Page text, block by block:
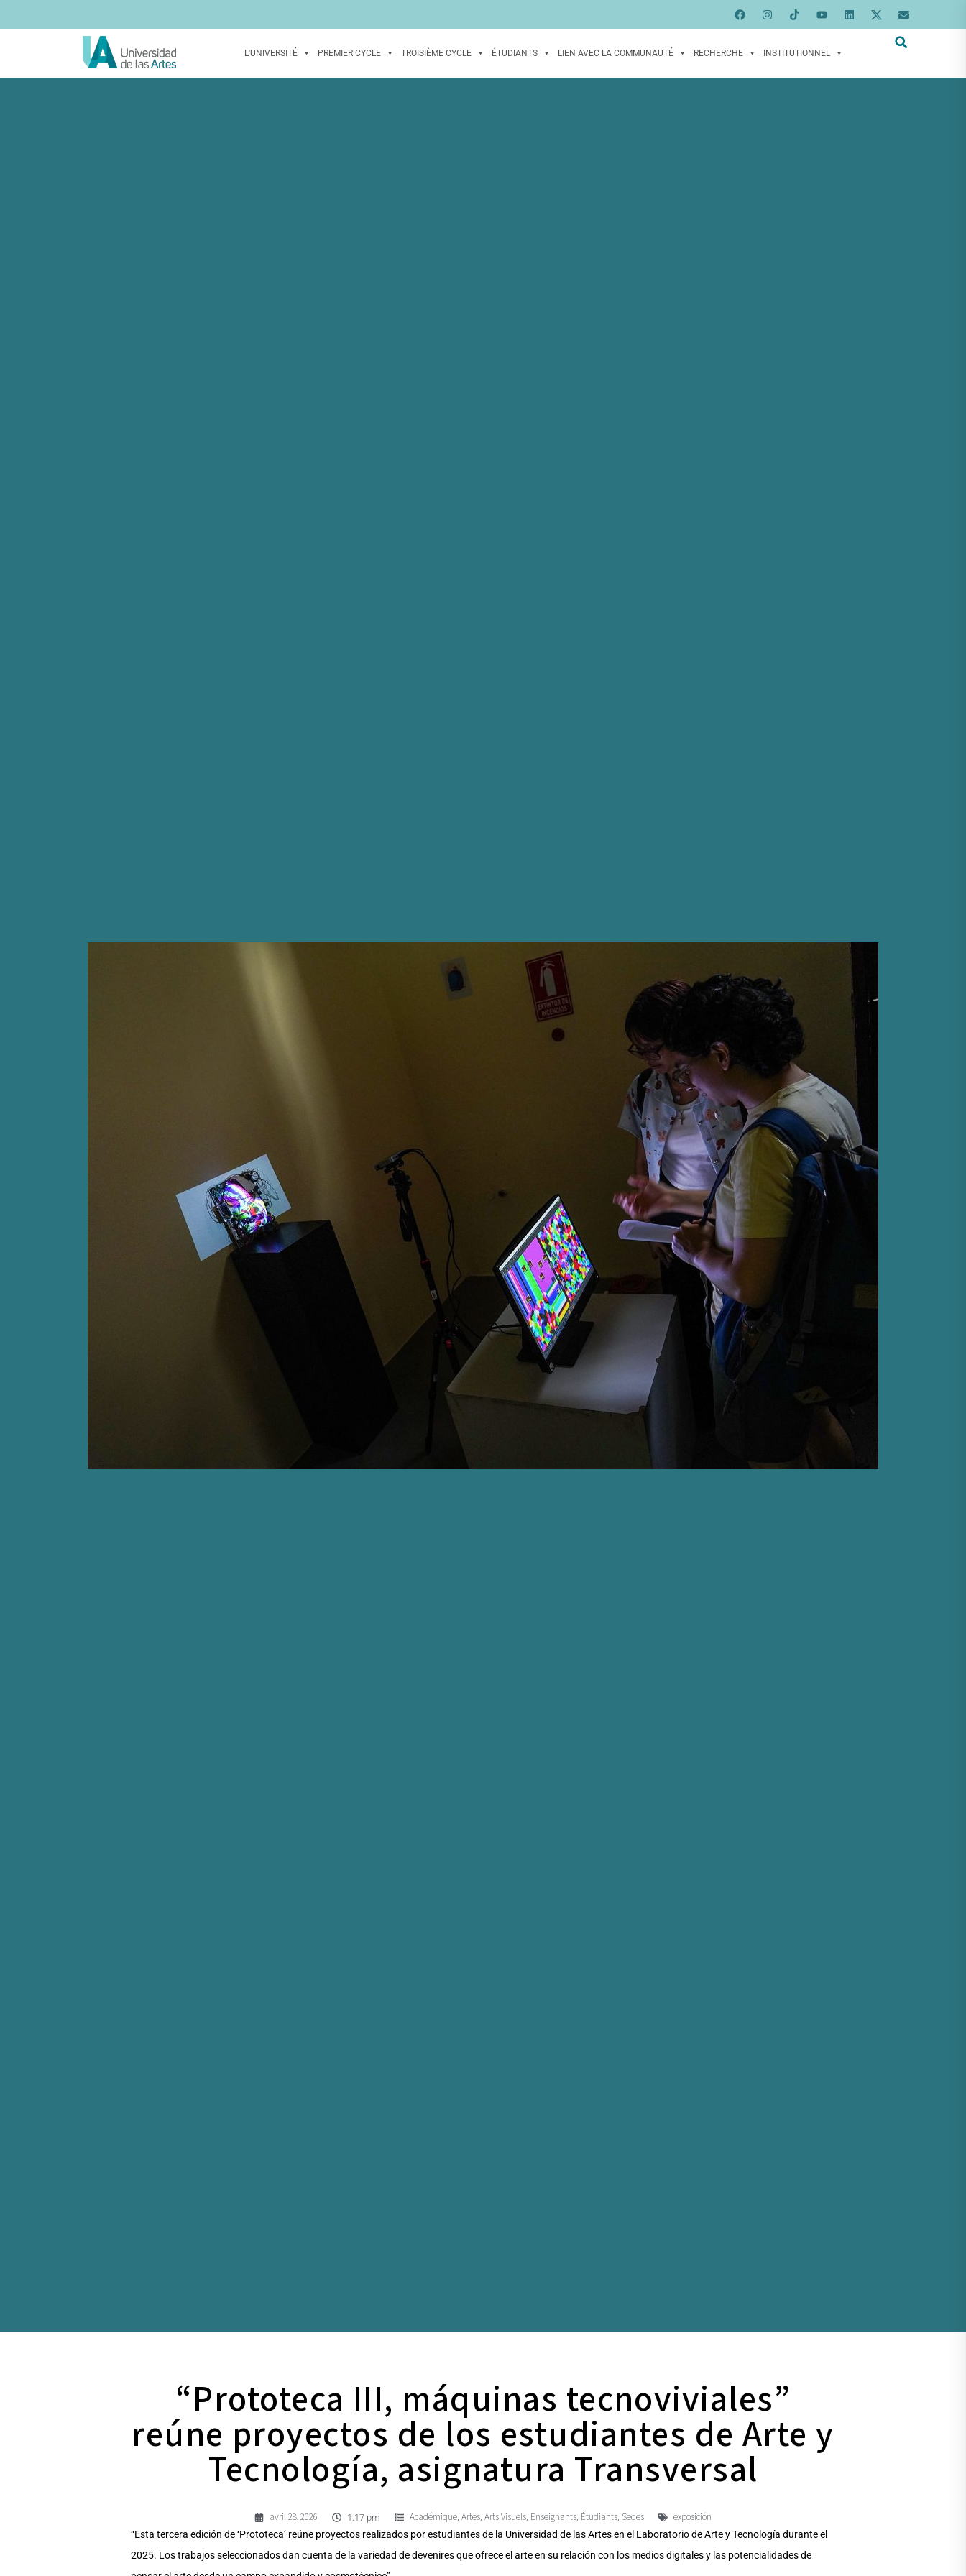
L'UNIVERSITÉ PREMIER CYCLE TROISIÈME CYCLE ÉTUDIANTS LIEN AVEC LA COMMUNAUTÉ RECHERCHE INSTITUTIONNEL
“Prototeca III, máquinas tecnoviviales”
reúne proyectos de los estudiantes de Arte y
Tecnología, asignatura Transversal
avril 28, 2026 1:17 pm Académique, Artes, Arts Visuels, Enseignants, Étudiants, Sedes exposición
“Esta tercera edición de ‘Prototeca’ reúne proyectos realizados por estudiantes de la Universidad de las Artes en el Laboratorio de Arte y Tecnología durante el
2025. Los trabajos seleccionados dan cuenta de la variedad de devenires que ofrece el arte en su relación con los medios digitales y las potencialidades de